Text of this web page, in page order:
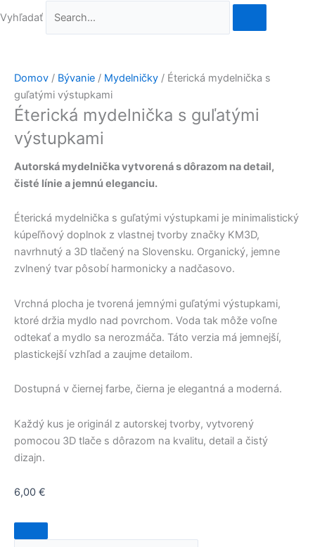
Vyhľadať
Domov / Bývanie / Mydelničky / Éterická mydelnička s
guľatými výstupkami
Éterická mydelnička s guľatými
výstupkami
Autorská mydelnička vytvorená s dôrazom na detail,
čisté línie a jemnú eleganciu.
Éterická mydelnička s guľatými výstupkami je minimalistický
kúpeľňový doplnok z vlastnej tvorby značky KM3D,
navrhnutý a 3D tlačený na Slovensku. Organický, jemne
zvlnený tvar pôsobí harmonicky a nadčasovo.
Vrchná plocha je tvorená jemnými guľatými výstupkami,
ktoré držia mydlo nad povrchom. Voda tak môže voľne
odtekať a mydlo sa nerozmáča. Táto verzia má jemnejší,
plastickejší vzhľad a zaujme detailom.
Dostupná v čiernej farbe, čierna je elegantná a moderná.
Každý kus je originál z autorskej tvorby, vytvorený
pomocou 3D tlače s dôrazom na kvalitu, detail a čistý
dizajn.
6,00 €